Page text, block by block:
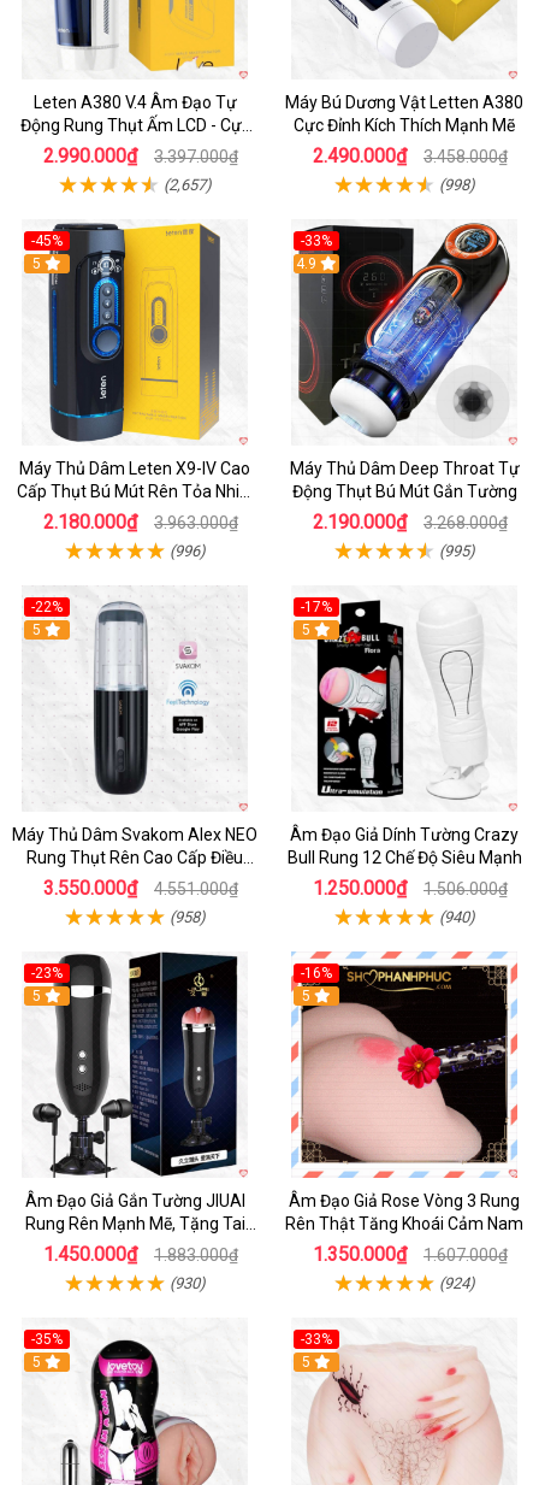
Leten A380 V.4 Âm Đạo Tự
Động Rung Thụt Ấm LCD - Cực
Phê
2.990.000₫ 3.397.000₫
(2,657)
Máy Bú Dương Vật Letten A380
Cực Đỉnh Kích Thích Mạnh Mẽ
2.490.000₫ 3.458.000₫
(998)
-45%
Hot
5
Máy Thủ Dâm Leten X9-IV Cao
Cấp Thụt Bú Mút Rên Tỏa Nhiệt
Sạc Pin
2.180.000₫ 3.963.000₫
(996)
-33%
Hot
4.9
Máy Thủ Dâm Deep Throat Tự
Động Thụt Bú Mút Gắn Tường
2.190.000₫ 3.268.000₫
(995)
-22%
5
Máy Thủ Dâm Svakom Alex NEO
Rung Thụt Rên Cao Cấp Điều
Khiển App
3.550.000₫ 4.551.000₫
(958)
-17%
5
Âm Đạo Giả Dính Tường Crazy
Bull Rung 12 Chế Độ Siêu Mạnh
1.250.000₫ 1.506.000₫
(940)
-23%
5
Âm Đạo Giả Gắn Tường JIUAI
Rung Rên Mạnh Mẽ, Tặng Tai
Nghe
1.450.000₫ 1.883.000₫
(930)
-16%
5
Âm Đạo Giả Rose Vòng 3 Rung
Rên Thật Tăng Khoái Cảm Nam
1.350.000₫ 1.607.000₫
(924)
-35%
5
-33%
5